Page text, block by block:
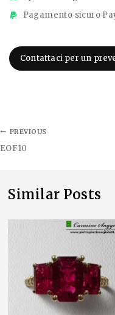
Pagamento sicuro
Contattaci per un
PREVIOUS
EOF10
Similar Posts